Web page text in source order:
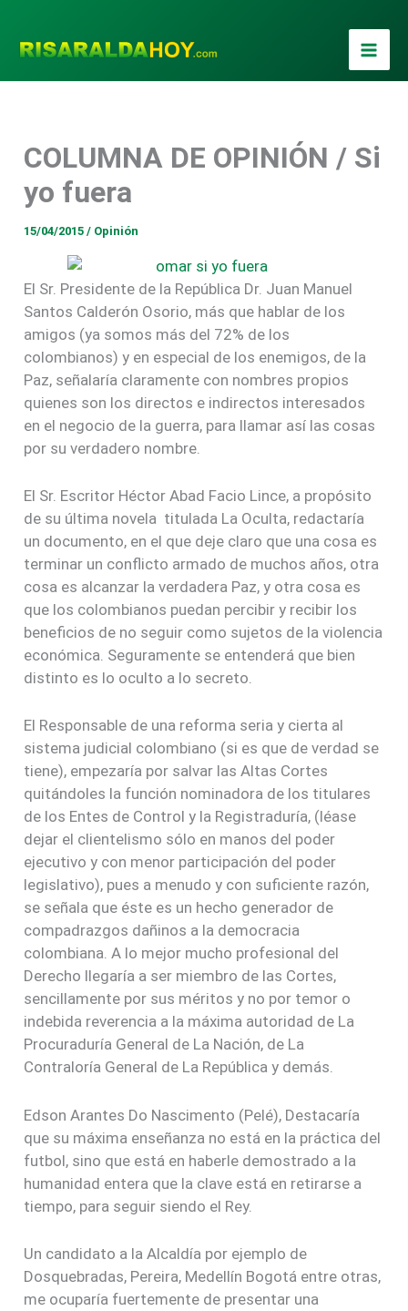
contenido
COLUMNA DE OPINIÓN / Si
yo fuera
15/04/2015/ Opinión
El Sr. Presidente de la República Dr. Juan Manuel
Santos Calderón Osorio, más que hablar de los
amigos (ya somos más del 72% de los
colombianos) y en especial de los enemigos, de la
Paz, señalaría claramente con nombres propios
quienes son los directos e indirectos interesados
en el negocio de la guerra, para llamar así las cosas
por su verdadero nombre.
El Sr. Escritor Héctor Abad Facio Lince, a propósito
de su última novela titulada La Oculta, redactaría
un documento, en el que deje claro que una cosa es
terminar un conflicto armado de muchos años, otra
cosa es alcanzar la verdadera Paz, y otra cosa es
que los colombianos puedan percibir y recibir los
beneficios de no seguir como sujetos de la violencia
económica. Seguramente se entenderá que bien
distinto es lo oculto a lo secreto.
El Responsable de una reforma seria y cierta al
sistema judicial colombiano (si es que de verdad se
tiene), empezaría por salvar las Altas Cortes
quitándoles la función nominadora de los titulares
de los Entes de Control y la Registraduría, (léase
dejar el clientelismo sólo en manos del poder
ejecutivo y con menor participación del poder
legislativo), pues a menudo y con suficiente razón,
se señala que éste es un hecho generador de
compadrazgos dañinos a la democracia
colombiana. A lo mejor mucho profesional del
Derecho llegaría a ser miembro de las Cortes,
sencillamente por sus méritos y no por temor o
indebida reverencia a la máxima autoridad de La
Procuraduría General de La Nación, de La
Contraloría General de La República y demás.
Edson Arantes Do Nascimento (Pelé), Destacaría
que su máxima enseñanza no está en la práctica del
futbol, sino que está en haberle demostrado a la
humanidad entera que la clave está en retirarse a
tiempo, para seguir siendo el Rey.
Un candidato a la Alcaldía por ejemplo de
Dosquebradas, Pereira, Medellín Bogotá entre otras,
me ocuparía fuertemente de presentar una